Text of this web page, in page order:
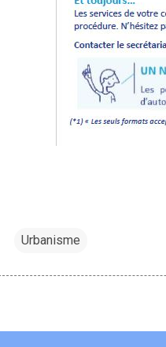
Urbanisme